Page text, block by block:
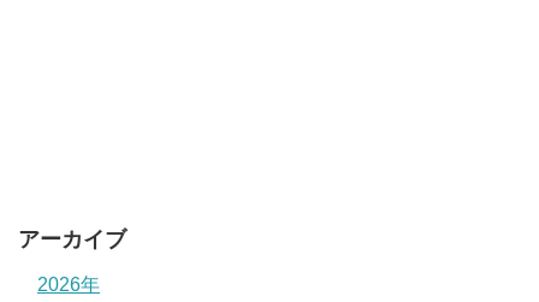
アーカイブ
2026年